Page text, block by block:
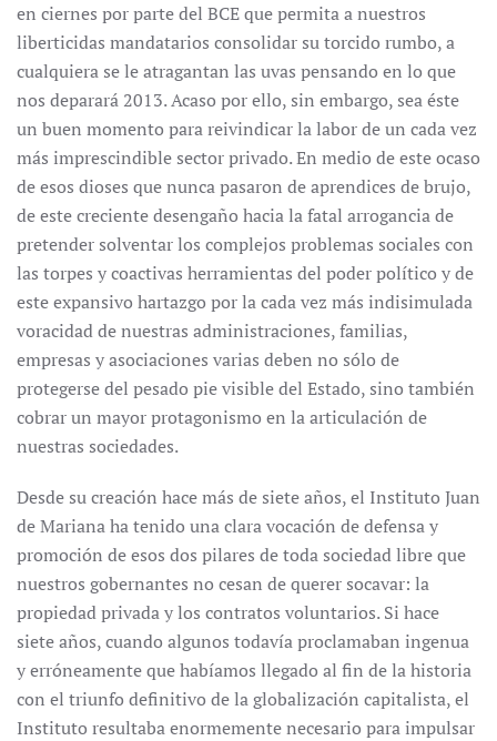
en ciernes por parte del BCE que permita a nuestros
liberticidas mandatarios consolidar su torcido rumbo, a
cualquiera se le atragantan las uvas pensando en lo que
nos deparará 2013. Acaso por ello, sin embargo, sea éste
un buen momento para reivindicar la labor de un cada vez
más imprescindible sector privado. En medio de este ocaso
de esos dioses que nunca pasaron de aprendices de brujo,
de este creciente desengaño hacia la fatal arrogancia de
pretender solventar los complejos problemas sociales con
las torpes y coactivas herramientas del poder político y de
este expansivo hartazgo por la cada vez más indisimulada
voracidad de nuestras administraciones, familias,
empresas y asociaciones varias deben no sólo de
protegerse del pesado pie visible del Estado, sino también
cobrar un mayor protagonismo en la articulación de
nuestras sociedades.
Desde su creación hace más de siete años, el Instituto Juan
de Mariana ha tenido una clara vocación de defensa y
promoción de esos dos pilares de toda sociedad libre que
nuestros gobernantes no cesan de querer socavar: la
propiedad privada y los contratos voluntarios. Si hace
siete años, cuando algunos todavía proclamaban ingenua
y erróneamente que habíamos llegado al fin de la historia
con el triunfo definitivo de la globalización capitalista, el
Instituto resultaba enormemente necesario para impulsar